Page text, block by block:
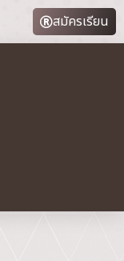
สมัครเรียน